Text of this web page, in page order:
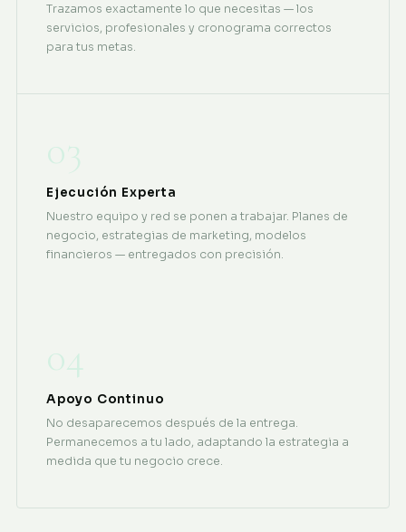
Trazamos exactamente lo que necesitas — los
servicios, profesionales y cronograma correctos
para tus metas.
03
Ejecución Experta
Nuestro equipo y red se ponen a trabajar. Planes de
negocio, estrategias de marketing, modelos
financieros — entregados con precisión.
04
Apoyo Continuo
No desaparecemos después de la entrega.
Permanecemos a tu lado, adaptando la estrategia a
medida que tu negocio crece.